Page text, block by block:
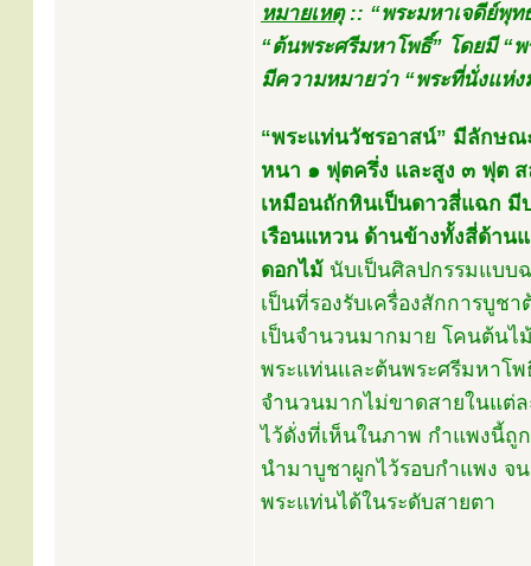
หมายเหตุ:: “พระมหาเจดีย์พุท
“ต้นพระศรีมหาโพธิ์” โดยมี “
มีความหมายว่า “พระที่นั่งแห่
“พระแท่นวัชรอาสน์” มีลักษ
หนา ๑ ฟุตครึ่ง และสูง ๓ ฟุต
เหมือนถักหินเป็นดาวสี่แฉก มี
เรือนแหวน ด้านข้างทั้งสี่ด้าน
ดอกไม้ นับเป็นศิลปกรรมแบบ
เป็นที่รองรับเครื่องสักการบูช
เป็นจำนวนมากมาย โคนต้นไ
พระแท่นและต้นพระศรีมหาโ
จำนวนมากไม่ขาดสายในแต่
ไว้ดั่งที่เห็นในภาพ กำแพงนี้ถู
นำมาบูชาผูกไว้รอบกำแพง จ
พระแท่นได้ในระดับสายตา